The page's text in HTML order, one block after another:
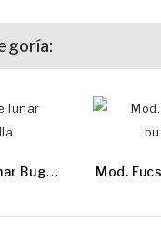
M
Od. Beige Lunar Buganvilla